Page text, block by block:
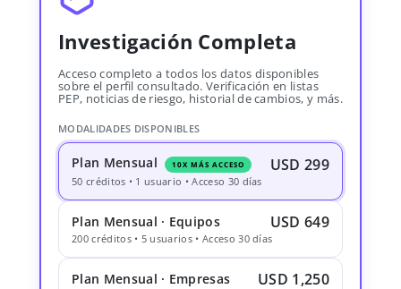
Investigación Completa
Acceso completo a todos los datos disponibles
sobre el perfil consultado. Verificación en listas
PEP, noticias de riesgo, historial de cambios, y más.
MODALIDADES DISPONIBLES
Plan Mensual 10X MÁS ACCESO USD 299
50 créditos • 1 usuario • Acceso 30 días
Plan Mensual · Equipos USD 649
200 créditos • 5 usuarios • Acceso 30 días
Plan Mensual · Empresas USD 1,250